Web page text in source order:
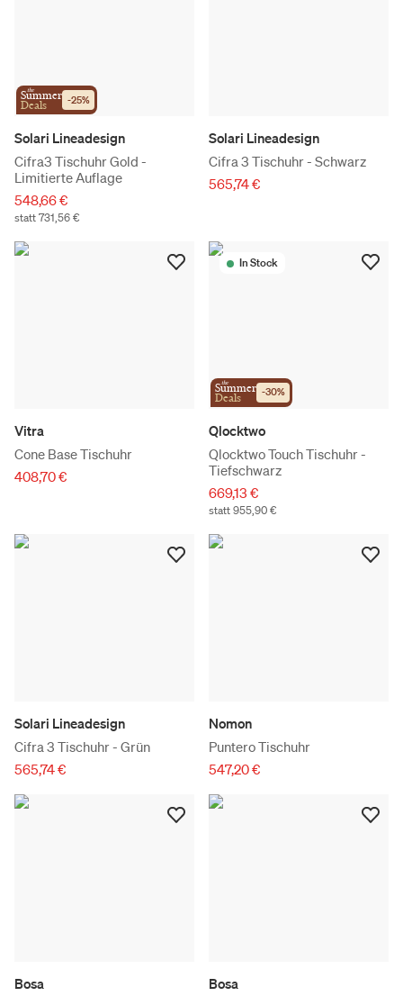
the
Summer
Deals -25%
Solari Lineadesign
Cifra3 Tischuhr Gold -
Limitierte Auflage
548,66 €
statt 731,56 €
Solari Lineadesign
Cifra 3 Tischuhr - Schwarz
565,74 €
Vitra
Cone Base Tischuhr
408,70 €
In Stock
the
Summer
Deals -30%
Qlocktwo
Qlocktwo Touch Tischuhr -
Tiefschwarz
669,13 €
statt 955,90 €
Solari Lineadesign
Cifra 3 Tischuhr - Grün
565,74 €
Nomon
Puntero Tischuhr
547,20 €
Bosa
Bosa